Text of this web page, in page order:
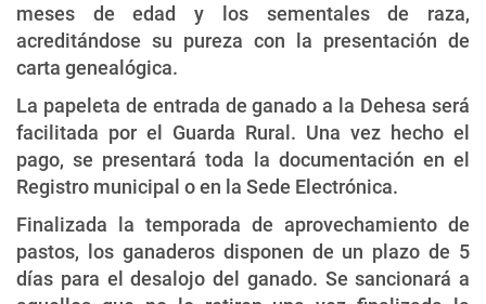
meses de edad y los sementales de raza,
acreditándose su pureza con la presentación de
carta genealógica.
La papeleta de entrada de ganado a la Dehesa será
facilitada por el Guarda Rural. Una vez hecho el
pago, se presentará toda la documentación en el
Registro municipal o en la Sede Electrónica.
Finalizada la temporada de aprovechamiento de
pastos, los ganaderos disponen de un plazo de 5
días para el desalojo del ganado. Se sancionará a